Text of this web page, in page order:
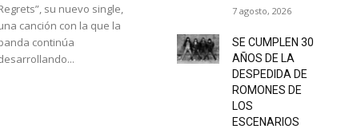
su nuevo single,
canción con la que la
continúa
7 agosto, 2026
SE CUMPLEN 30
AÑOS DE LA
DESPEDIDA DE
ROMONES DE
LOS
ESCENARIOS